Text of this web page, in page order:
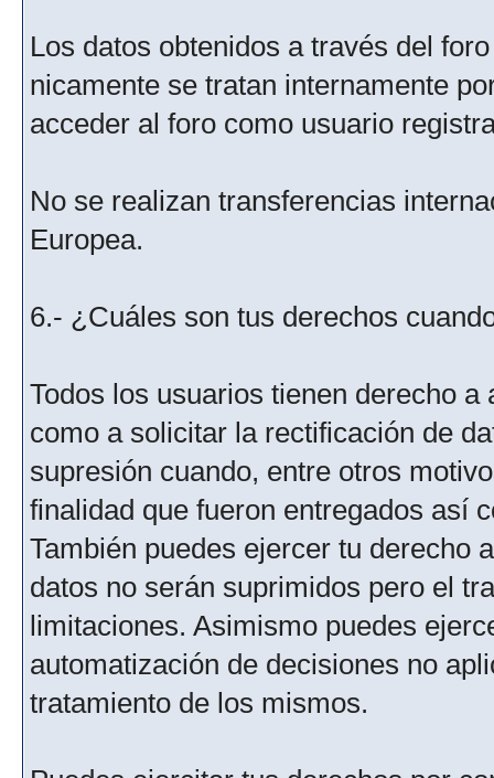
Los datos obtenidos a través del
nicamente se tratan internamente
acceder al foro como usuario
No se realizan transferencias
Europea.
6.- ¿Cuáles son tus derechos
Todos los usuarios tienen derecho
como a solicitar la rectificación de
supresión cuando, entre otros
finalidad que fueron entregados así
También puedes ejercer tu derecho
datos no serán suprimidos pero el
limitaciones. Asimismo puedes
automatización de decisiones no
tratamiento de los mismos.